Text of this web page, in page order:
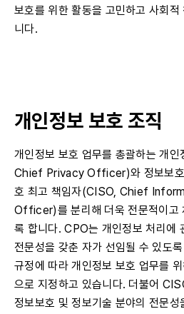
보호를 위한 활동을 고민하고 사회
니다.
개인정보 보호 조직
개인정보 보호 업무를 총괄하는 개
Chief Privacy Officer)와 정보보호
호 최고 책임자(CISO, Chief
Officer)를 분리해 더욱 전문적이고
록 합니다. CPO는 개인정보 처리에
전문성을 갖춘 자가 선임될 수 있도
규정에 따라 개인정보 보호 업무를
으로 지정하고 있습니다. 더불어
정보보호 및 정보기술 분야의 전문